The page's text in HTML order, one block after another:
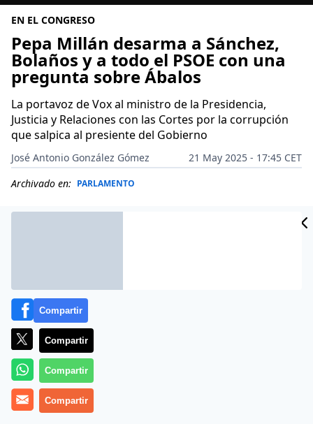
EN EL CONGRESO
Pepa Millán desarma a Sánchez,
Bolaños y a todo el PSOE con una
pregunta sobre Ábalos
La portavoz de Vox al ministro de la Presidencia,
Justicia y Relaciones con las Cortes por la corrupción
que salpica al presiente del Gobierno
José Antonio González Gómez
21 May 2025 - 17:45 CET
Archivado en: PARLAMENTO
Más información
Compartir
Compartir
Compartir
Compartir